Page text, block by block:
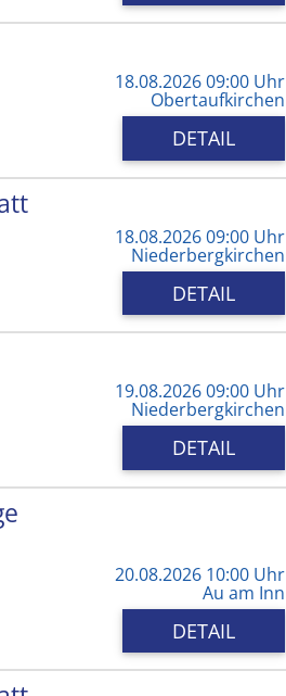
18.08.2026 09:00 Uhr
Obertaufkirchen
DETAIL
18.08.2026 09:00 Uhr
Niederbergkirchen
DETAIL
19.08.2026 09:00 Uhr
Niederbergkirchen
DETAIL
20.08.2026 10:00 Uhr
Au am Inn
DETAIL